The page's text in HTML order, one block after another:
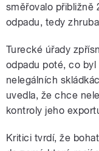
směřovalo přibližně
odpadu, tedy
Turecké úřady
odpadu poté, co byl
nelegálních
uvedla, že chce
kontroly jeho
Kritici tvrdí, že